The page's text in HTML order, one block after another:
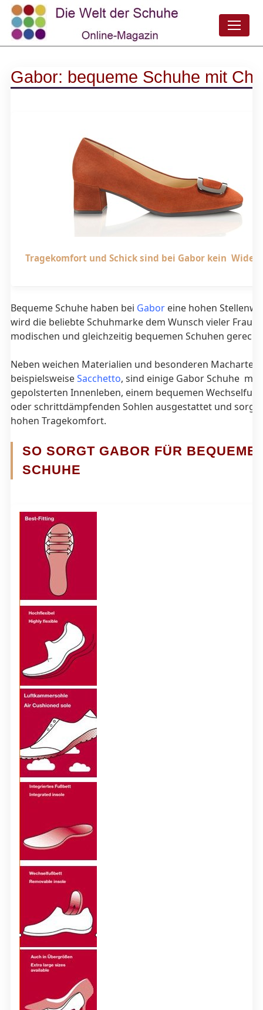
Gabor: bequeme Schuhe mit
Tragekomfort und Schick sind bei Gabor kein
Bequeme Schuhe haben bei Gabor eine hohen
wird die beliebte Schuhmarke dem Wunsch vieler
modischen und gleichzeitig bequemen Schuhen
Neben weichen Materialien und besonderen Macharten
beispielsweiseSacchetto, sind einige Gabor Schuhe mit
gepolsterten Innenleben, einem bequemen
oder schrittdämpfenden Sohlen ausgestattet und
hohen Tragekomfort.
SO SORGT GABOR FÜR BEQUEME
SCHUHE